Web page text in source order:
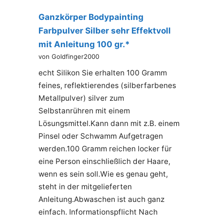
Ganzkörper Bodypainting
Farbpulver Silber sehr Effektvoll
mit Anleitung 100 gr.*
von Goldfinger2000
echt Silikon Sie erhalten 100 Gramm
feines, reflektierendes (silberfarbenes
Metallpulver) silver zum
Selbstanrühren mit einem
Lösungsmittel.Kann dann mit z.B. einem
Pinsel oder Schwamm Aufgetragen
werden.100 Gramm reichen locker für
eine Person einschließlich der Haare,
wenn es sein soll.Wie es genau geht,
steht in der mitgelieferten
Anleitung.Abwaschen ist auch ganz
einfach. Informationspflicht Nach